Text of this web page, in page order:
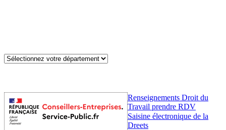
Renseignements Droit du
Travail prendre RDV
Saisine électronique de la
Dreets